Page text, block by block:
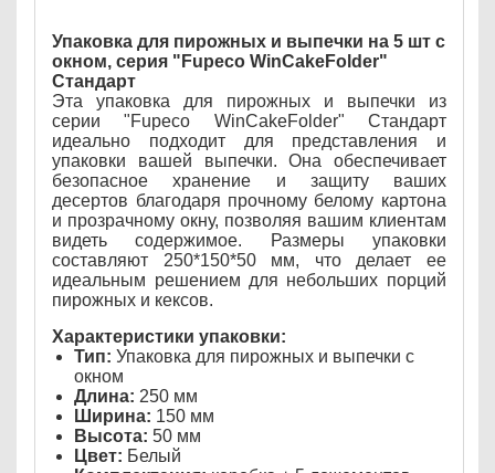
Упаковка для пирожных и выпечки на 5 шт с
окном, серия "Fupeco WinCakeFolder"
Стандарт
Эта упаковка для пирожных и выпечки из
серии "Fupeco WinCakeFolder" Стандарт
идеально подходит для представления и
упаковки вашей выпечки. Она обеспечивает
безопасное хранение и защиту ваших
десертов благодаря прочному белому картона
и прозрачному окну, позволяя вашим клиентам
видеть содержимое. Размеры упаковки
составляют 250*150*50 мм, что делает ее
идеальным решением для небольших порций
пирожных и кексов.
Характеристики упаковки:
Тип: Упаковка для пирожных и выпечки с
окном
Длина: 250 мм
Ширина: 150 мм
Высота: 50 мм
Цвет: Белый